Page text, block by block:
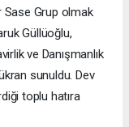
Grup olmak
Güllüoğlu,
ve Danışmanlık
sunuldu. Dev
toplu hatıra